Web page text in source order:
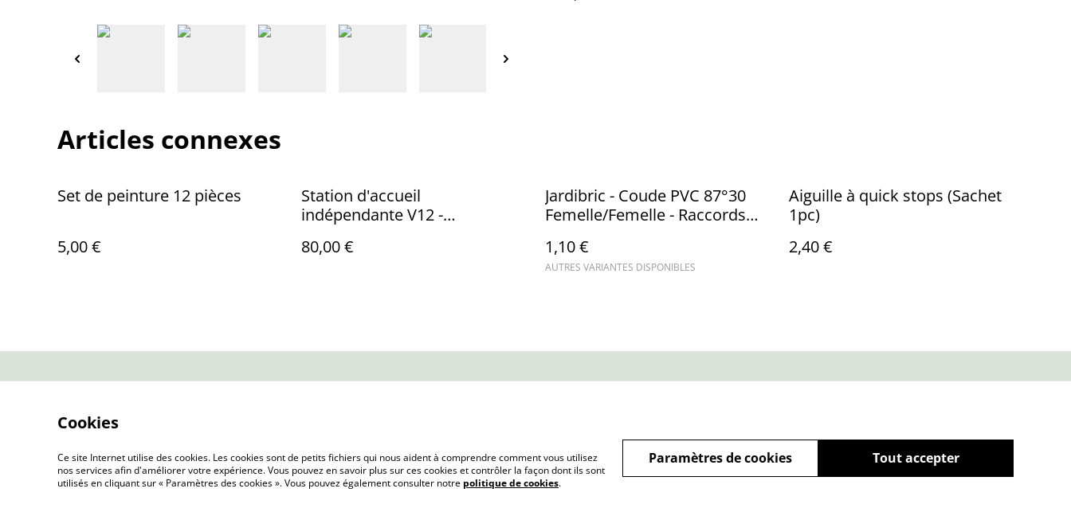
Articles connexes
Set de peinture 12 pièces
5,00 €
Station d'accueil
indépendante V12 -
aspirateur et accessoires
80,00 €
Jardibric - Coude PVC 87°30
Femelle/Femelle - Raccords
1,10 €
AUTRES VARIANTES DISPONIBLES
Aiguille à quick stops (Sachet
1pc)
2,40 €
©2026 QUINCAILLERIE DE LA SCIE
Cookies
Ce site Internet utilise des cookies. Les cookies sont de petits fichiers qui nous aident à comprendre comment vous utilisez
nos services afin d'améliorer votre expérience. Vous pouvez en savoir plus sur ces cookies et contrôler la façon dont ils sont
utilisés en cliquant sur « Paramètres des cookies ». Vous pouvez également consulter notre politique de cookies.
Tout accepter
Paramètres de cookies